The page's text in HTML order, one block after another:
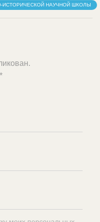
ИСТОРИЧЕСКОЙ НАУЧНОЙ ШКОЛЫ
*